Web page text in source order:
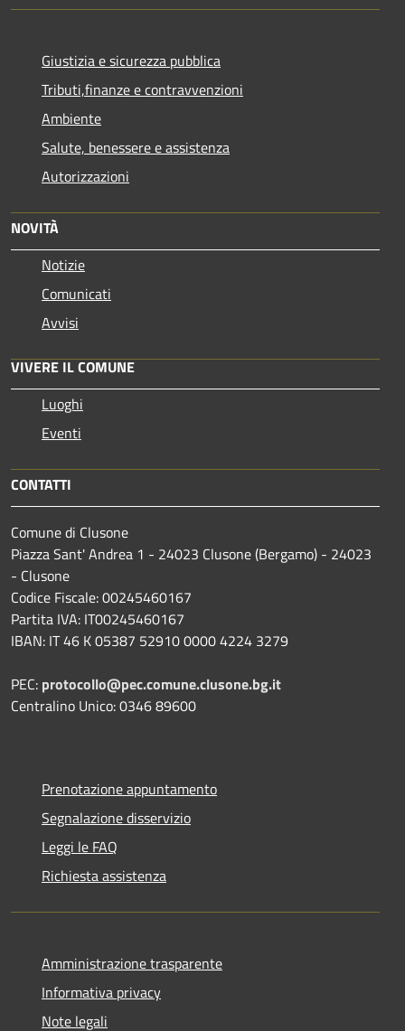
Giustizia e sicurezza pubblica
Tributi,finanze e contravvenzioni
Ambiente
Salute, benessere e assistenza
Autorizzazioni
NOVITÀ
Notizie
Comunicati
Avvisi
VIVERE IL COMUNE
Luoghi
Eventi
CONTATTI
Comune di Clusone
Piazza Sant' Andrea 1 - 24023 Clusone (Bergamo) - 24023
- Clusone
Codice Fiscale: 00245460167
Partita IVA: IT00245460167
IBAN: IT 46 K 05387 52910 0000 4224 3279
PEC: protocollo@pec.comune.clusone.bg.it
Centralino Unico: 0346 89600
Prenotazione appuntamento
Segnalazione disservizio
Leggi le FAQ
Richiesta assistenza
Amministrazione trasparente
Informativa privacy
Note legali